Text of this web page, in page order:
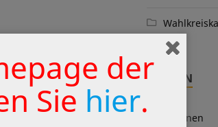
THEMEN
Aktionen
der
Sie hier.